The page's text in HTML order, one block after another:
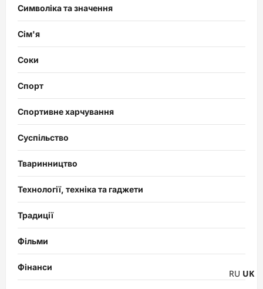
Символіка та значення
Сім'я
Соки
Спорт
Спортивне харчування
Суспільство
Тваринництво
Технології, техніка та гаджети
Традиції
Фільми
Фінанси
RU UK